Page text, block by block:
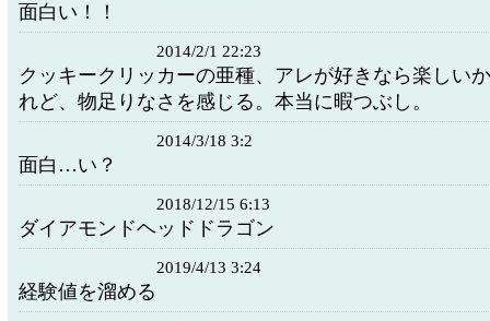
面白い！！
2014/2/1 22:23
クッキークリッカーの亜種、アレが好きなら楽しい
れど、物足りなさを感じる。本当に暇つぶし。
2014/3/18 3:2
面白…い？
2018/12/15 6:13
ダイアモンドヘッドドラゴン
2019/4/13 3:24
経験値を溜める